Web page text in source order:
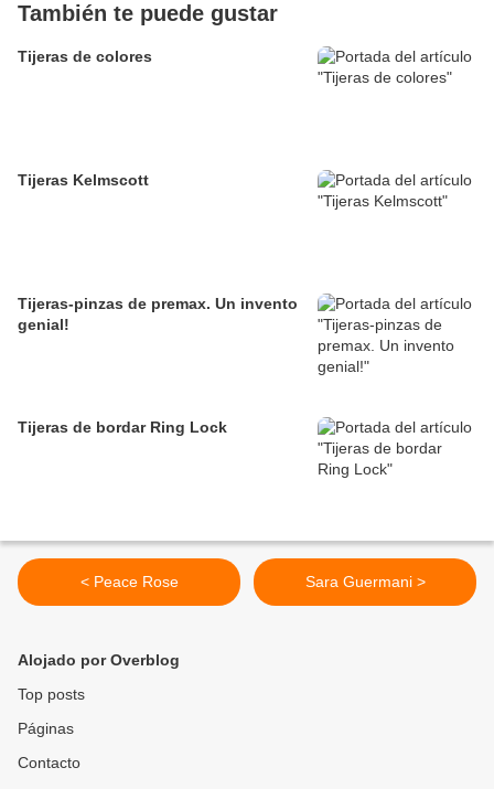
También te puede gustar
Tijeras de colores
Tijeras Kelmscott
Tijeras-pinzas de premax. Un invento
genial!
Tijeras de bordar Ring Lock
< Peace Rose Sara Guermani >
Alojado por Overblog
Top posts
Páginas
Contacto